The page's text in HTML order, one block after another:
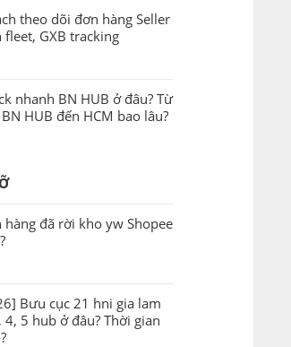
theo dõi đơn hàng Seller
fleet, GXB tracking
nhanh BN HUB ở đâu? Từ
HUB đến HCM bao lâu?
hàng đã rời kho yw Shopee
Bưu cục 21 hni gia lam
4, 5 hub ở đâu? Thời gian